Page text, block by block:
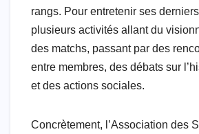
rangs. Pour entretenir ses
plusieurs activités allant du
des matchs, passant par des
entre membres, des débats sur
et des actions sociales.
Concrètement, l’Association des